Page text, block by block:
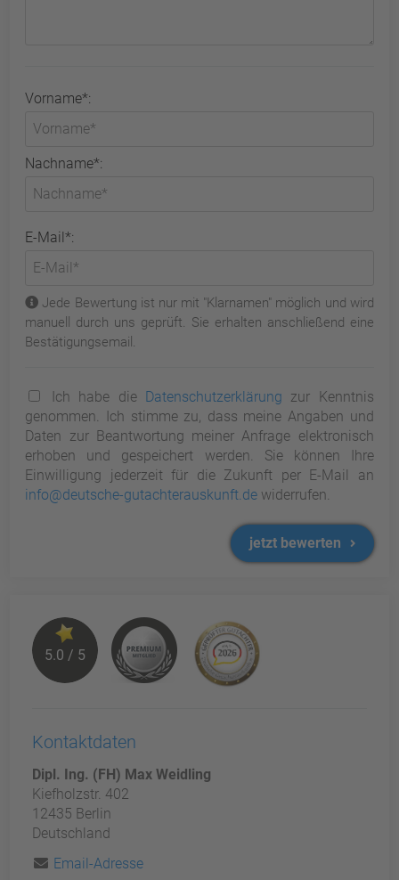
Vorname*:
Nachname*:
E-Mail*:
Jede Bewertung ist nur mit "Klarnamen" möglich und wird
manuell durch uns geprüft. Sie erhalten anschließend eine
Bestätigungsemail.
Ich habe die Datenschutzerklärung zur Kenntnis
genommen. Ich stimme zu, dass meine Angaben und
Daten zur Beantwortung meiner Anfrage elektronisch
erhoben und gespeichert werden. Sie können Ihre
Einwilligung jederzeit für die Zukunft per E-Mail an
info@deutsche-gutachterauskunft.de widerrufen.
jetzt bewerten
5.0 / 5
Kontaktdaten
Dipl. Ing. (FH) Max Weidling
Kiefholzstr. 402
12435 Berlin
Deutschland
Email-Adresse